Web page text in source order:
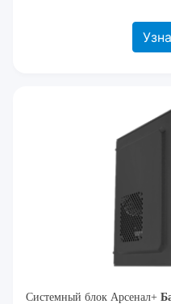
Системный блок Арсенал+